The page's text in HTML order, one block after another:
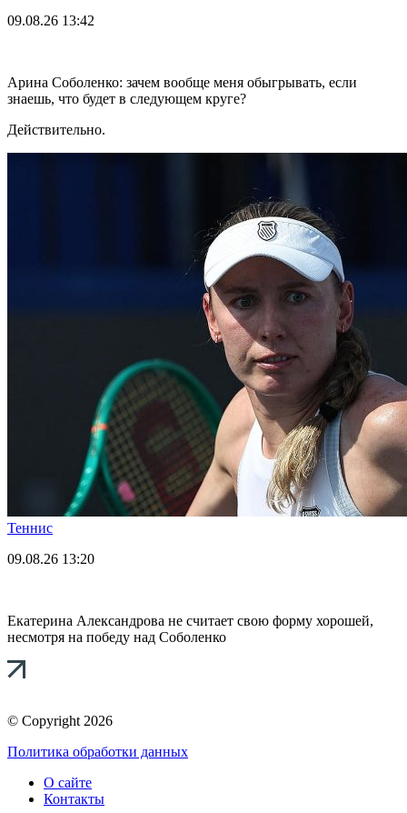
09.08.26 13:42
Арина Соболенко: зачем вообще меня обыгрывать, если
знаешь, что будет в следующем круге?
Действительно.
Теннис
09.08.26 13:20
Екатерина Александрова не считает свою форму хорошей,
несмотря на победу над Соболенко
© Copyright 2026
Политика обработки данных
О сайте
Контакты